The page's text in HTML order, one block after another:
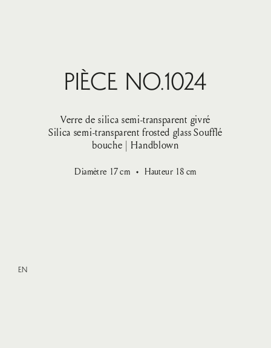
Pièce No.1024
Verre de silica semi-transparent givré
Silica semi-transparent frosted glass Soufflé
bouche | Handblown
Diamètre 17cm Hauteur 18 cm
EN